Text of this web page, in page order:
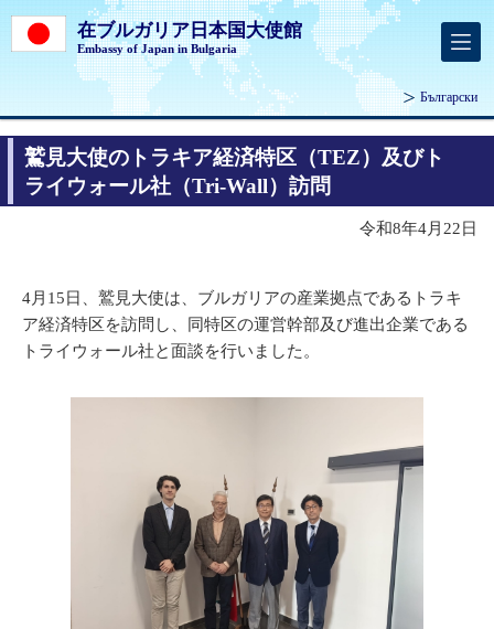
在ブルガリア日本国大使館
Embassy of Japan in Bulgaria
Български
鷲見大使のトラキア経済特区（TEZ）及びト
ライウォール社（Tri-Wall）訪問
令和8年4月22日
4月15日、鷲見大使は、ブルガリアの産業拠点であるトラキ
ア経済特区を訪問し、同特区の運営幹部及び進出企業である
トライウォール社と面談を行いました。